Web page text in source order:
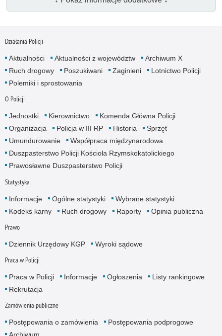
Działania Policji
Aktualności Aktualności z województw
Archiwum X
Ruch drogowy
Poszukiwani Zaginieni
Lotnictwo Policji
Polemiki i sprostowania
O Policji
Jednostki Kierownictwo
Komenda Główna Policji
Organizacja
Policja w III RP Historia
Sprzęt
Umundurowanie
Współpraca międzynarodowa
Duszpasterstwo Policji Kościoła Rzymskokatolickiego
Prawosławne Duszpasterstwo Policji
Statystyka
Informacje Ogólne statystyki
Wybrane statystyki
Kodeks karny
Ruch drogowy Raporty Opinia publiczna
Prawo
Dziennik Urzędowy KGP Wyroki sądowe
Praca w Policji
Praca w Policji Informacje Ogłoszenia
Listy rankingowe
Rekrutacja
Zamówienia publiczne
Postępowania o zamówienia
Postępowania podprogowe